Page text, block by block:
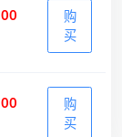
购
买
购
买